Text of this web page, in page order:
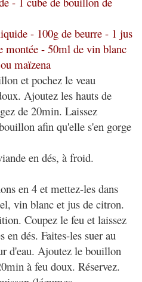
- 100g de beurre - 1 jus
montée - 50ml de vin blanc
maïzena
et pochez le veau
Ajoutez les hauts de
de 20min. Laissez
afin qu'elle s'en gorge
en dés, à froid.
en 4 et mettez-les dans
vin blanc et jus de citron.
Coupez le feu et laissez
en dés. Faites-les suer au
d'eau. Ajoutez le bouillon
à feu doux. Réservez.